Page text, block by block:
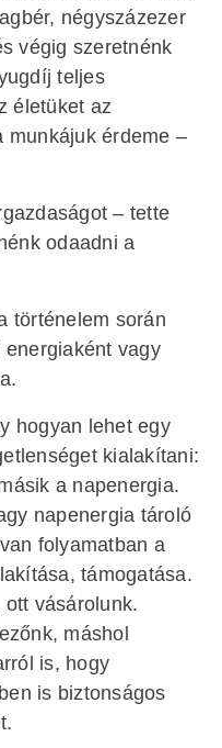
négyszázezer
végig szeretnénk
teljes
életüket az
munkájuk érdeme –
– tette
odaadni a
történelem során
vagy
hogyan lehet egy
kialakítani:
a napenergia.
napenergia tároló
folyamatban a
támogatása.
vásárolunk.
máshol
is, hogy
is biztonságos